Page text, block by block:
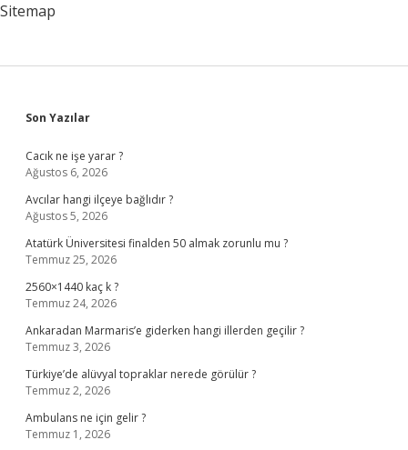
Sitemap
Sidebar
Son Yazılar
Cacık ne işe yarar ?
Ağustos 6, 2026
Avcılar hangi ilçeye bağlıdır ?
Ağustos 5, 2026
Atatürk Üniversitesi finalden 50 almak zorunlu mu ?
Temmuz 25, 2026
2560×1440 kaç k ?
Temmuz 24, 2026
Ankaradan Marmaris’e giderken hangi illerden geçilir ?
Temmuz 3, 2026
Türkiye’de alüvyal topraklar nerede görülür ?
Temmuz 2, 2026
Ambulans ne için gelir ?
Temmuz 1, 2026